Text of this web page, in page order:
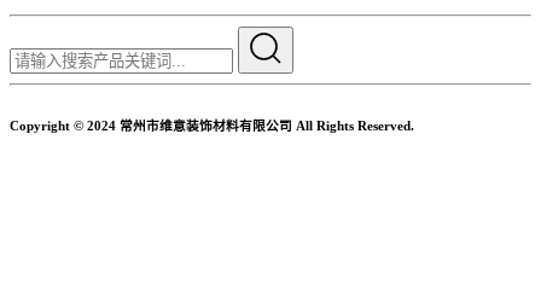
Copyright © 2024 常州市维意装饰材料有限公司 All Rights Reserved.